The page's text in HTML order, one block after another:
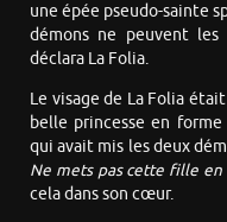
une épée pseudo-sainte
démons ne peuvent les
déclara La Folia.
Le visage de La Folia
belle princesse en
qui avait mis les deux
Ne mets pas cette fille en
cela dans son cœur.